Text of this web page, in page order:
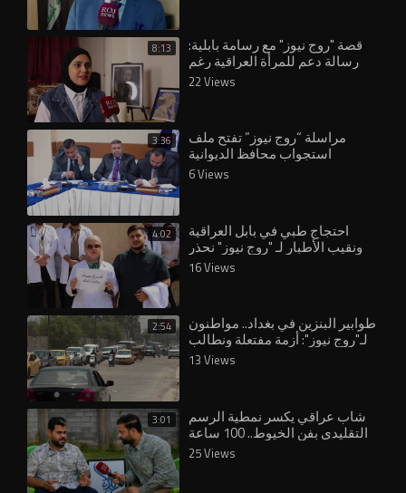
8:13 قصة "روج نيوز" مع رسامة بابلية:
رسالة دعم للمرأة العراقية رغم
22 Views
3:36 مراسلة “روج نيوز” تفتح ملف
استجواب محافظ الديوانية
6 Views
4:02 احتجاج طبي في بابل العراقية
ونقيب الأطبار لـ "روج نيوز" نحذر
من المماطلة والتسويف
16 Views
2:54 طوابير البنزين في بغداد.. مواطنون
لـ"روج نيوز": أزمة مفتعلة ونطالب
الحكومة بالتدخل السريع
13 Views
3:01 شاب عراقي يكسر نمطية الرسم
التقليدي بفن الخيوط.. 100 ساعة
لإنجاز لوحة واحدة
25 Views